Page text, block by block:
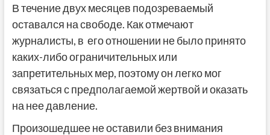
В течение двух месяцев подозреваемый
оставался на свободе. Как отмечают
журналисты, в его отношении не было принято
каких-либо ограничительных или
запретительных мер, поэтому он легко мог
связаться с предполагаемой жертвой и оказать
на нее давление.
Произошедшее не оставили без внимания